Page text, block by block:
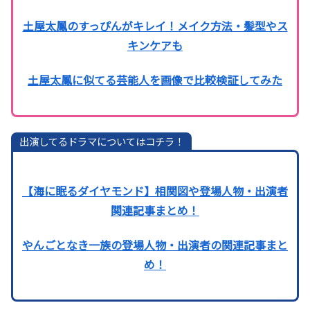
土屋太鳳のすっぴんがキレイ！メイク方法・髪型やス
キンケアも
土屋太鳳に似てる芸能人を画像で比較検証してみた
出演してるドラマについてはコチラ！
【海に眠るダイヤモンド】相関図や登場人物・出演者
関連記事まとめ！
やんごとなき一族の登場人物・出演者の関連記事まと
め！